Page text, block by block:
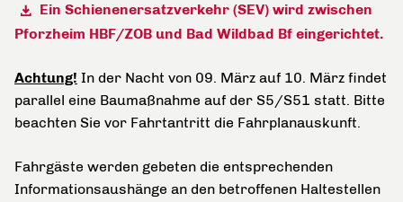
Ein Schienenersatzverkehr (SEV) wird zwischen
Pforzheim HBF/ZOB und Bad Wildbad Bf eingerichtet.
Achtung! In der Nacht von 09. März auf 10. März findet
parallel eine Baumaßnahme auf der S5/S51 statt. Bitte
beachten Sie vor Fahrtantritt die Fahrplanauskunft.
Fahrgäste werden gebeten die entsprechenden
Informationsaushänge an den betroffenen Haltestellen